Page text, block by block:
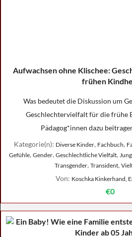
Aufwachsen ohne Klischee:
frühen
Was bedeutet die Diskussion um
Geschlechtervielfalt für die frühe
Pädagog*innen dazu
Kategorie(n): Diverse Kinder, Fachbuch,
Gefühle, Gender, Geschlechtliche Vielfalt,
Transgender, Transident,
Von: Koschka Kinkerhand,
€0